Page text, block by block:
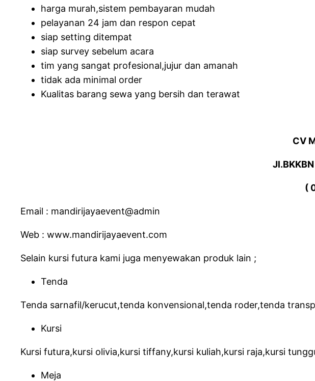
harga murah,sistem pembayaran mudah
pelayanan 24 jam dan respon cepat
siap setting ditempat
siap survey sebelum acara
tim yang sangat profesional,jujur dan amanah
tidak ada minimal order
Kualitas barang sewa yang bersih dan terawat
CV
(
Email : mandirijayaevent@admin
Web : www.mandirijayaevent.com
Selain kursi futura kami juga menyewakan produk lain ;
Tenda
Tenda sarnafil/kerucut,tenda konvensional,tenda roder,tenda
Kursi
Kursi futura,kursi olivia,kursi tiffany,kursi kuliah,kursi raja,kursi
Meja